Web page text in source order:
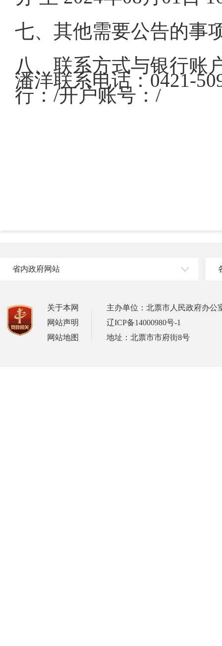
七、其他需要公告的事
八、联系方式与银行账
潘洋联系电话：0421-
行：/开户账号：/
省内政府网站
关于本网
网站声明
网站地图
主办单位：北票市人民政府办公
辽ICP备14000980号-1
地址：北票市市府街8号